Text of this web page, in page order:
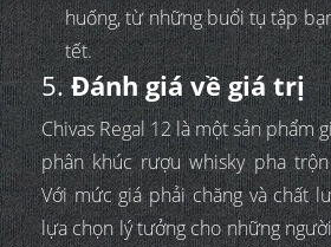
huống, từ những buổi tụ tập
tết.
5.Đánh giá về giá trị
Chivas Regal 12 là một sản phẩm
phân khúc rượu whisky pha
Với mức giá phải chăng và chất
lựa chọn lý tưởng cho những